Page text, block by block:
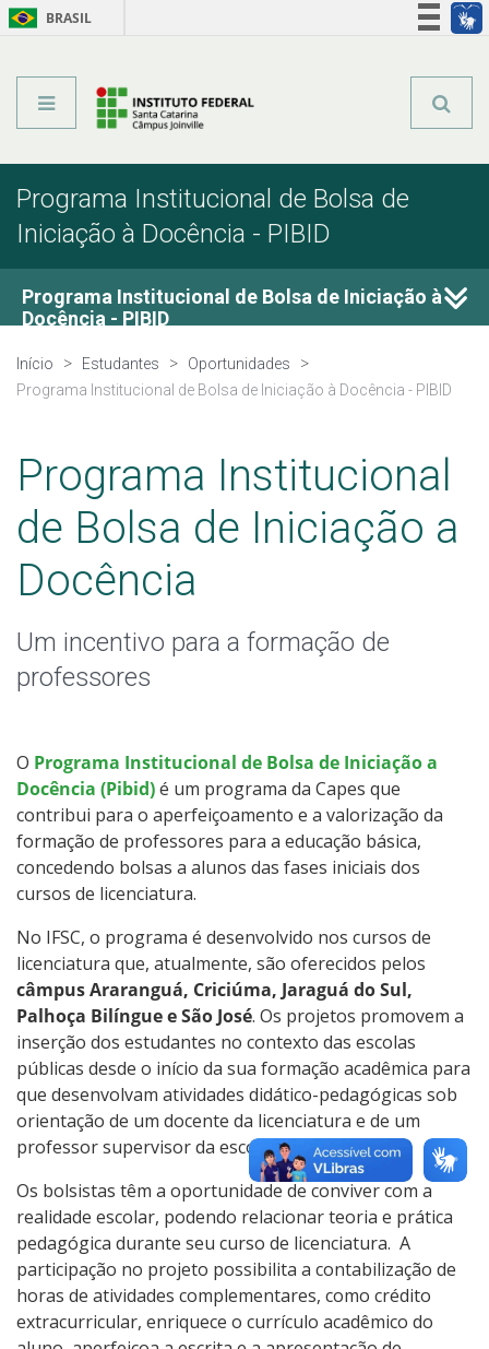
BRASIL
Programa Institucional de Bolsa de
Iniciação à Docência - PIBID
Programa Institucional de Bolsa de Iniciação à
Docência - PIBID
Subprojeto Química - Câmpus São José
Início Estudantes
Oportunidades
Programa Institucional de Bolsa de Iniciação à Docência - PIBID
Programa Institucional
de Bolsa de Iniciação a
Docência
Um incentivo para a formação de
professores
O Programa Institucional de Bolsa de Iniciação a
Docência (Pibid)é um programa da Capes que
contribui para o aperfeiçoamento e a valorização da
formação de professores para a educação básica,
concedendo bolsas a alunos das fases iniciais dos
cursos de licenciatura.
No IFSC, o programa é desenvolvido nos cursos de
licenciatura que, atualmente, são oferecidos pelos
câmpus Araranguá, Criciúma, Jaraguá do Sul,
Palhoça Bilíngue e São José. Os projetos promovem a
inserção dos estudantes no contexto das escolas
públicas desde o início da sua formação acadêmica para
que desenvolvam atividades didático-pedagógicas sob
orientação de um docente da licenciatura e de um
professor supervisor da escola.
Os bolsistas têm a oportunidade de conviver com a
realidade escolar, podendo relacionar teoria e prática
pedagógica durante seu curso de licenciatura. A
participação no projeto possibilita a contabilização de
horas de atividades complementares, como crédito
extracurricular, enriquece o currículo acadêmico do